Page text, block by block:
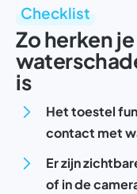
Checklist
Zo herken
is
Het toestel
contact met
Er zijn
of in de